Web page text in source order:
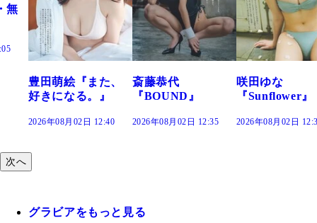
豊田萌絵『また、
好きになる。』
2026年08月02日 12:40
斎藤恭代
『BOUND』
2026年08月02日 12:35
咲田ゆな
『Sunflower』
2026年08月02日
無
次へ
グラビアをもっと見る